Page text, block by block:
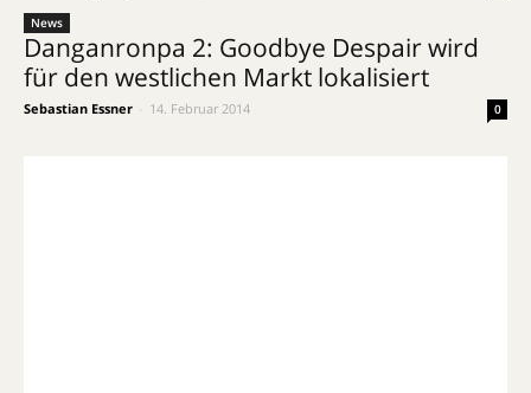
News
Danganronpa 2: Goodbye Despair wird
für den westlichen Markt lokalisiert
Sebastian Essner 14. Februar 2014 0